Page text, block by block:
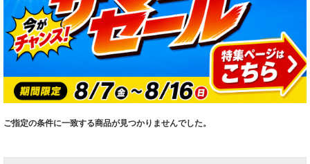
ご指定の条件に一致する商品が見つかりませんでした。